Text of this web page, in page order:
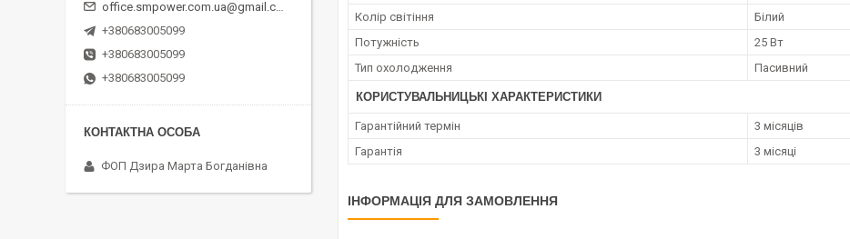
Колір світіння
Білий
Потужність
25 Вт
Тип охолодження
Пасивний
КОРИСТУВАЛЬНИЦЬКІ ХАРАКТЕРИСТИКИ
Гарантійний термін
3 місяців
Гарантія
3 місяці
ІНФОРМАЦІЯ ДЛЯ ЗАМОВЛЕННЯ
+380683005099
+380683005099
+380683005099
ФОП Дзира Марта Богданівна